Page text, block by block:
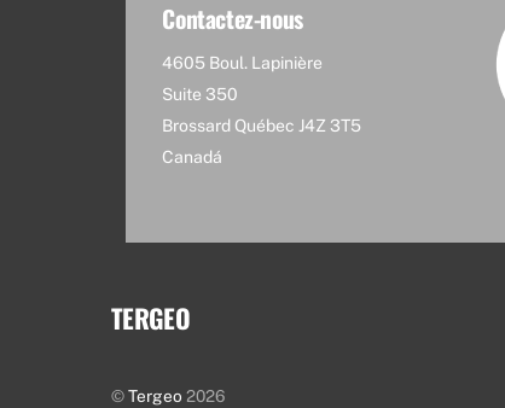
Contactez-nous
4605 Boul. Lapinière
Suite 350
Brossard Québec J4Z 3T5
Canadá
TERGEO
©Tergeo 2026